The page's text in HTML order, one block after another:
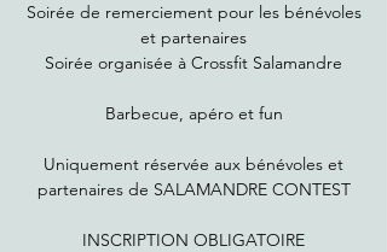
Soirée de remerciement pour les bénévoles
et partenaires
Soirée organisée à Crossfit Salamandre
Barbecue, apéro et fun
Uniquement réservée aux bénévoles et
partenaires de SALAMANDRE CONTEST
INSCRIPTION OBLIGATOIRE